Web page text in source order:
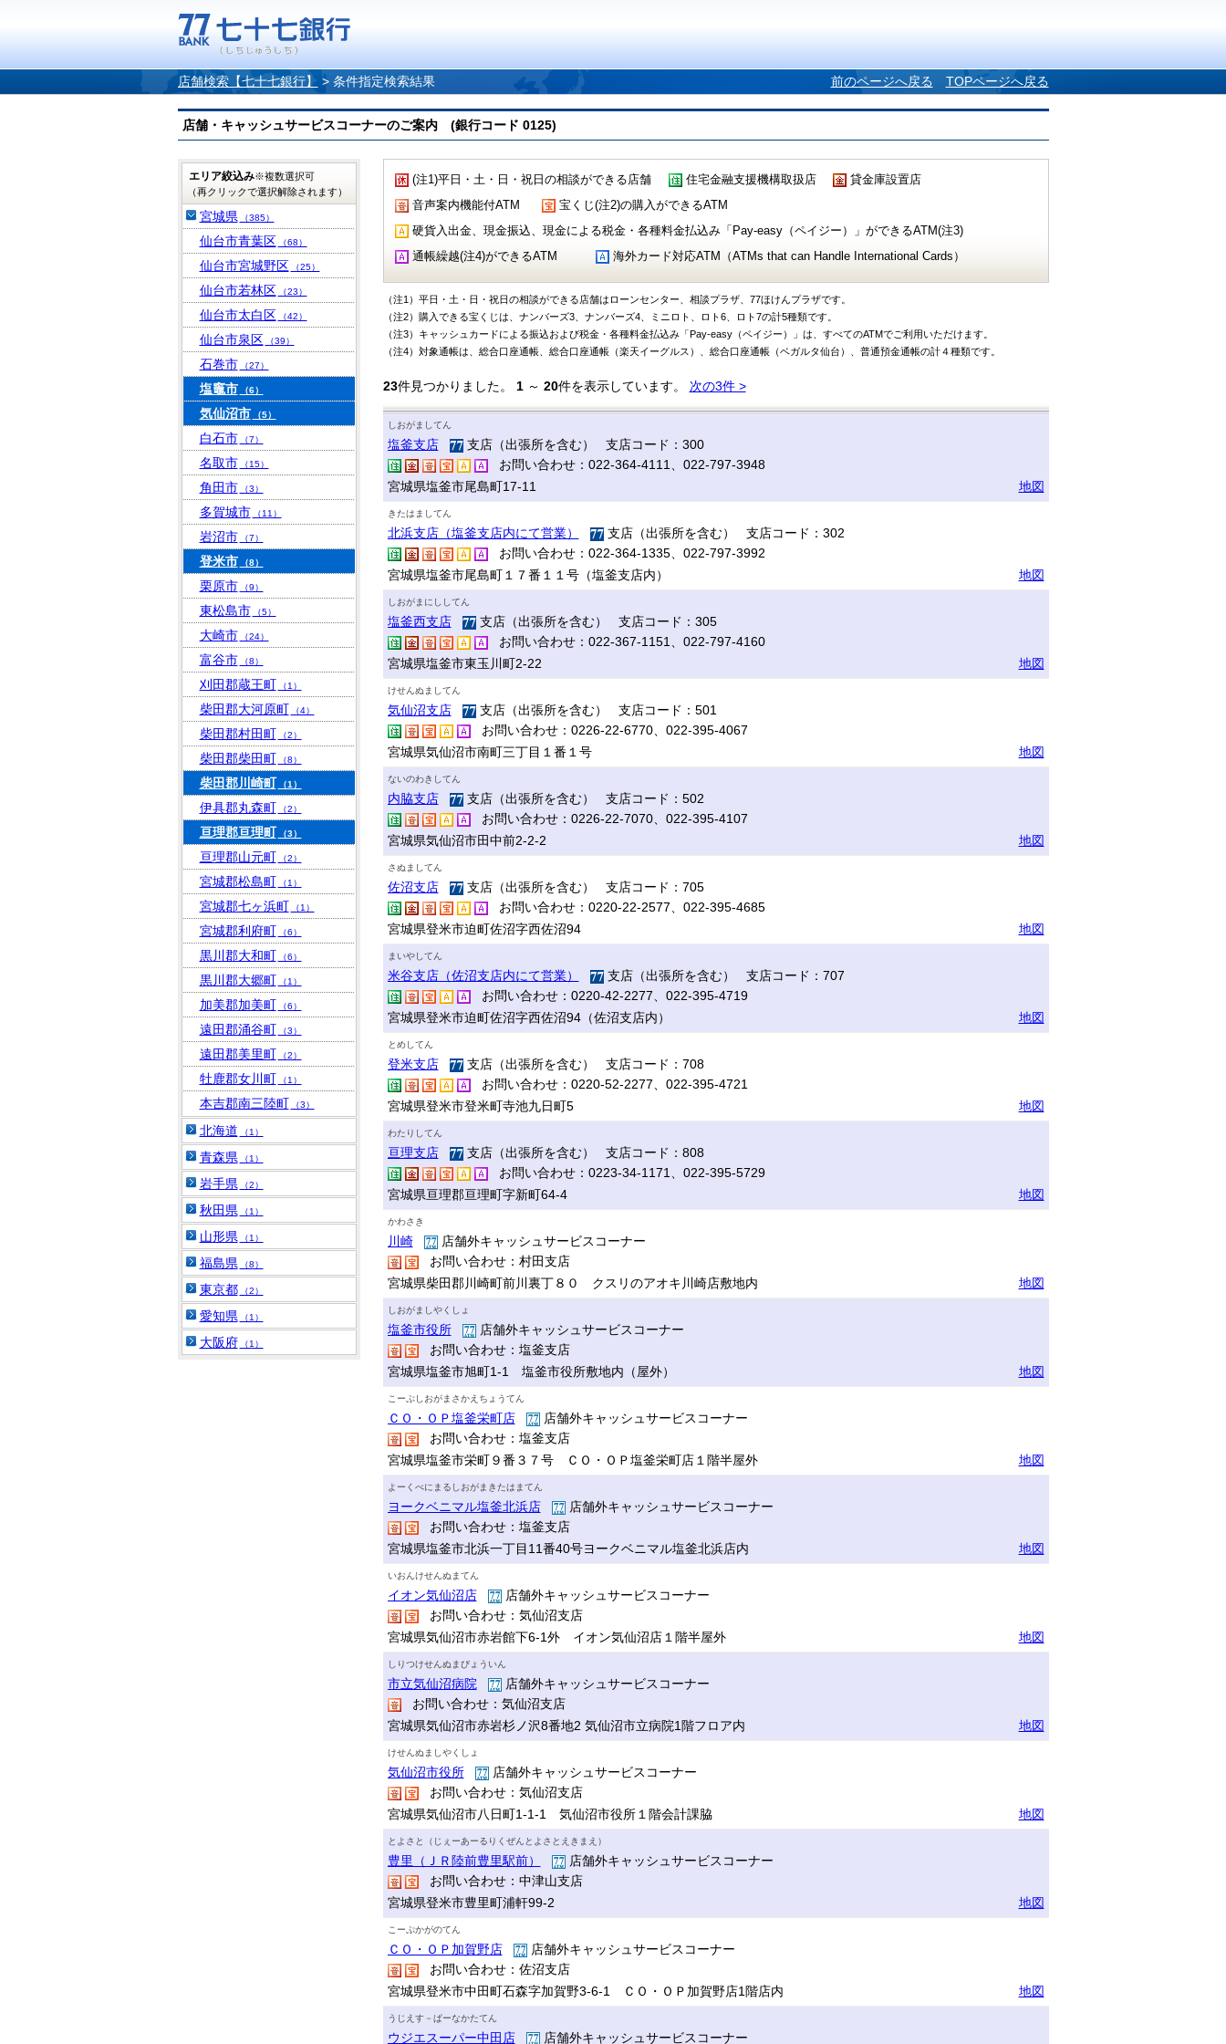
店舗検索【七十七銀行】 > 条件指定検索結果 前のページへ戻る TOPページへ戻る
店舗・キャッシュサービスコーナーのご案内 (銀行コード 0125)
(注1)平日・土・日・祝日の相談ができる店舗 住宅金融支援機構取扱店
貸金庫設置店
音声案内機能付ATM
宝くじ(注2)の購入ができるATM
硬貨入出金、現金振込、現金による税金・各種料金払込み「Pay-easy（ペイジー）」ができるATM(注3)
通帳繰越(注4)ができるATM
海外カード対応ATM（ATMs that can Handle International Cards）
（注1）平日・土・日・祝日の相談ができる店舗はローンセンター、相談プラザ、77ほけんプラザです。
（注2）購入できる宝くじは、ナンバーズ3、ナンバーズ4、ミニロト、ロト6、ロト7の計5種類です。
（注3）キャッシュカードによる振込および税金・各種料金払込み「Pay-easy（ペイジー）」は、すべてのATMでご利用いただけます。
（注4）対象通帳は、総合口座通帳、総合口座通帳（楽天イーグルス）、総合口座通帳（ベガルタ仙台）、普通預金通帳の計４種類です。
23件見つかりました。 1～ 20件を表示しています。 次の3件 >
しおがましてん
塩釜支店
支店（出張所を含む） 支店コード：300
お問い合わせ：022-364-4111、022-797-3948
宮城県塩釜市尾島町17‐11
地図
きたはましてん
北浜支店（塩釜支店内にて営業）
支店（出張所を含む） 支店コード：302
お問い合わせ：022-364-1335、022-797-3992
宮城県塩釜市尾島町１７番１１号（塩釜支店内）
地図
しおがまにししてん
塩釜西支店
支店（出張所を含む） 支店コード：305
お問い合わせ：022-367-1151、022-797-4160
宮城県塩釜市東玉川町2-22
地図
けせんぬましてん
気仙沼支店
支店（出張所を含む） 支店コード：501
お問い合わせ：0226-22-6770、022-395-4067
宮城県気仙沼市南町三丁目１番１号
地図
ないのわきしてん
内脇支店
支店（出張所を含む） 支店コード：502
お問い合わせ：0226-22-7070、022-395-4107
宮城県気仙沼市田中前2-2-2
地図
さぬましてん
佐沼支店
支店（出張所を含む） 支店コード：705
お問い合わせ：0220-22-2577、022-395-4685
宮城県登米市迫町佐沼字西佐沼94
地図
まいやしてん
米谷支店（佐沼支店内にて営業）
支店（出張所を含む） 支店コード：707
お問い合わせ：0220-42-2277、022-395-4719
宮城県登米市迫町佐沼字西佐沼94（佐沼支店内）
地図
とめしてん
登米支店
支店（出張所を含む） 支店コード：708
お問い合わせ：0220-52-2277、022-395-4721
宮城県登米市登米町寺池九日町5
地図
わたりしてん
亘理支店
支店（出張所を含む） 支店コード：808
お問い合わせ：0223-34-1171、022-395-5729
宮城県亘理郡亘理町字新町64-4
地図
かわさき
川崎
店舗外キャッシュサービスコーナー
お問い合わせ：村田支店
宮城県柴田郡川崎町前川裏丁８０ クスリのアオキ川崎店敷地内
地図
しおがましやくしょ
塩釜市役所
店舗外キャッシュサービスコーナー
お問い合わせ：塩釜支店
宮城県塩釜市旭町1-1 塩釜市役所敷地内（屋外）
地図
こーぷしおがまさかえちょうてん
ＣＯ・ＯＰ塩釜栄町店
店舗外キャッシュサービスコーナー
お問い合わせ：塩釜支店
宮城県塩釜市栄町９番３７号 ＣＯ・ＯＰ塩釜栄町店１階半屋外
地図
よーくべにまるしおがまきたはまてん
ヨークベニマル塩釜北浜店
店舗外キャッシュサービスコーナー
お問い合わせ：塩釜支店
宮城県塩釜市北浜一丁目11番40号ヨークベニマル塩釜北浜店内
地図
いおんけせんぬまてん
イオン気仙沼店
店舗外キャッシュサービスコーナー
お問い合わせ：気仙沼支店
宮城県気仙沼市赤岩館下6-1外 イオン気仙沼店１階半屋外
地図
しりつけせんぬまびょういん
市立気仙沼病院
店舗外キャッシュサービスコーナー
お問い合わせ：気仙沼支店
宮城県気仙沼市赤岩杉ノ沢8番地2 気仙沼市立病院1階フロア内
地図
けせんぬましやくしょ
気仙沼市役所
店舗外キャッシュサービスコーナー
お問い合わせ：気仙沼支店
宮城県気仙沼市八日町1-1-1 気仙沼市役所１階会計課脇
地図
とよさと（じぇーあーるりくぜんとよさとえきまえ）
豊里（ＪＲ陸前豊里駅前）
店舗外キャッシュサービスコーナー
お問い合わせ：中津山支店
宮城県登米市豊里町浦軒99-2
地図
こーぷかがのてん
ＣＯ・ＯＰ加賀野店
店舗外キャッシュサービスコーナー
お問い合わせ：佐沼支店
宮城県登米市中田町石森字加賀野3-6-1 ＣＯ・ＯＰ加賀野店1階店内
地図
うじえす－ぱーなかたてん
ウジエスーパー中田店 店舗外キャッシュサービスコーナー
エリア絞込み※複数選択可
（再クリックで選択解除されます）
宮城県 （385）
仙台市青葉区 （68）
仙台市宮城野区 （25）
仙台市若林区 （23）
仙台市太白区 （42）
仙台市泉区 （39）
石巻市 （27）
塩竈市 （6）
気仙沼市 （5）
白石市 （7）
名取市 （15）
角田市 （3）
多賀城市 （11）
岩沼市 （7）
登米市 （8）
栗原市 （9）
東松島市 （5）
大崎市 （24）
富谷市 （8）
刈田郡蔵王町 （1）
柴田郡大河原町 （4）
柴田郡村田町 （2）
柴田郡柴田町 （8）
柴田郡川崎町 （1）
伊具郡丸森町 （2）
亘理郡亘理町 （3）
亘理郡山元町 （2）
宮城郡松島町 （1）
宮城郡七ヶ浜町 （1）
宮城郡利府町 （6）
黒川郡大和町 （6）
黒川郡大郷町 （1）
加美郡加美町 （6）
遠田郡涌谷町 （3）
遠田郡美里町 （2）
牡鹿郡女川町 （1）
本吉郡南三陸町 （3）
北海道 （1）
青森県 （1）
岩手県 （2）
秋田県 （1）
山形県 （1）
福島県 （8）
東京都 （2）
愛知県 （1）
大阪府 （1）